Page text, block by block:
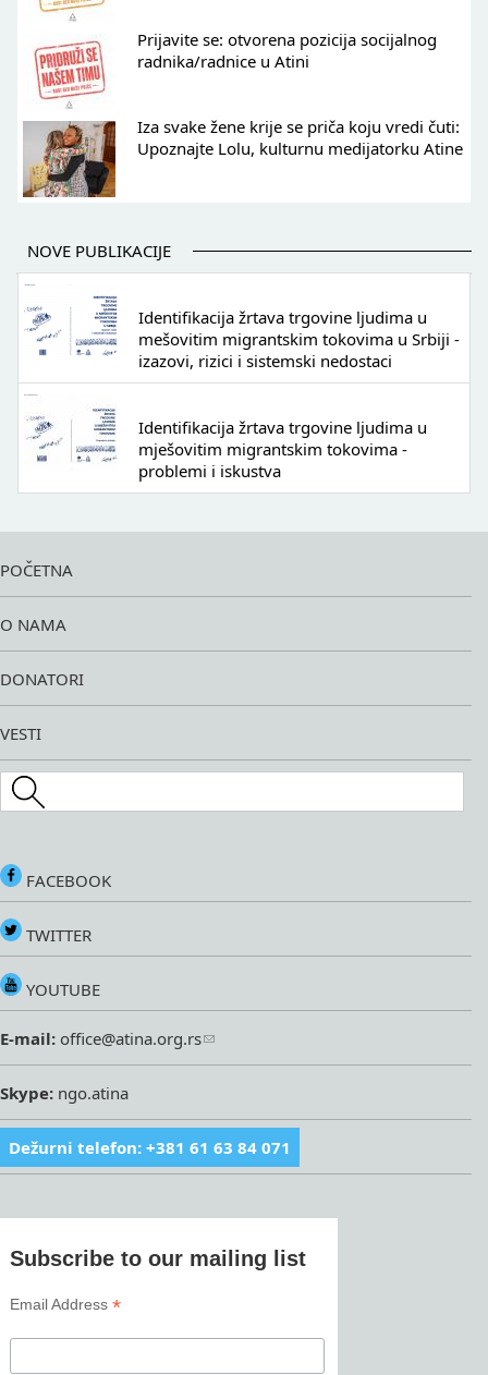
Prijavite se: otvorena pozicija socijalnog
radnika/radnice u Atini
Iza svake žene krije se priča koju vredi čuti:
Upoznajte Lolu, kulturnu medijatorku Atine
NOVE PUBLIKACIJE
Identifikacija žrtava trgovine ljudima u
mešovitim migrantskim tokovima u Srbiji -
izazovi, rizici i sistemski nedostaci
Identifikacija žrtava trgovine ljudima u
mješovitim migrantskim tokovima -
problemi i iskustva
POČETNA
O NAMA
DONATORI
VESTI
Search this site
FACEBOOK
TWITTER
YOUTUBE
E-mail: office@atina.org.rs
Skype: ngo.atina
Dežurni telefon: +381 61 63 84 071
Subscribe to our mailing list
Email Address*